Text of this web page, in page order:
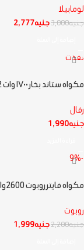
لومابيلا
جنيه3,000جنيه2,777
نفذت
مكواه ستاند بخار ١٧٠٠ وات 0542 – رفال
رفال
جنيه1,990
-9%
مكواه فايتر روبوت 2600وات بحساس للفصل التلقائي
روبوت
جنيه2,200جنيه1,999